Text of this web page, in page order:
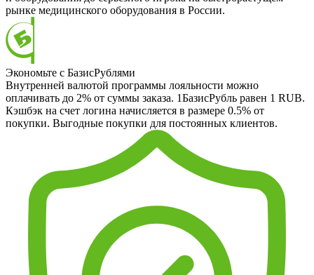
рынке медицинского оборудования в России.
Экономьте с БазисРублями
Внутренней валютой программы лояльности можно
оплачивать до 2% от суммы заказа. 1БазисРубль равен 1 RUB.
Кэшбэк на счет логина начисляется в размере 0.5% от
покупки. Выгодные покупки для постоянных клиентов.